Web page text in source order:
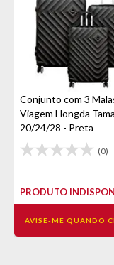
Conjunto com 3
Viagem Hongda
20/24/28 - Preta
(0)
PRODUTO
AVISE-ME QUANDO